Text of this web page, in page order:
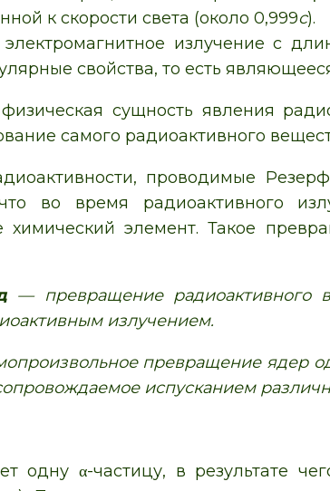
к скорости света (около 0,999c).
излучение с
свойства, то есть
сущность явления
самого радиоактивного
проводимые
во время радиоактивного
химический элемент. Такое
— превращение радиоактивного
излучением.
превращение ядер
испусканием
одну α-частицу, в результате